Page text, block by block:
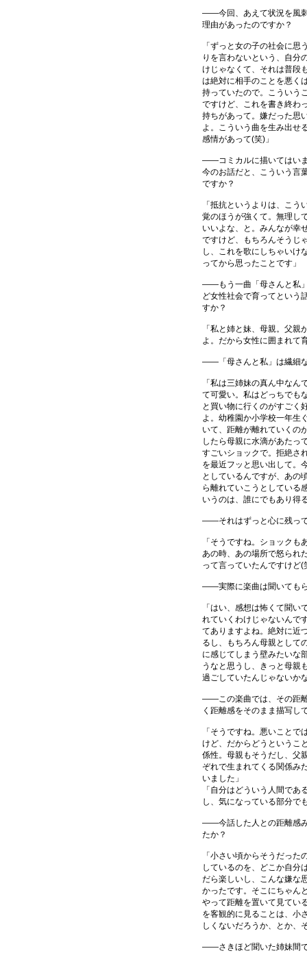
――今回、あえて状況を風
理由があったのですか？
「ずっと女の子の社会に
りを言わないという、自分
けじゃなくて、それは普段
は絶対に相手のことを悪く
持っていたので。こういう
ですけど、これを書き終わ
持ちがあって。嫌だった思
よ。こういう曲を生み出せ
感情があって(笑)」
――コミカルに描いてはい
今のお話だと、こういう言
ですか？
「抵抗というよりは、こ
覚のほうが強くて。無理し
いいよな、と。みんなが幸
ですけど、もちろんそうじ
し、これを歌にしちゃいけ
ってから思ったことです」
――もう一曲「母さんと私
ど女性社会で育ってという
すか？
「私と姉と妹、母親。父
よ。だから女性に囲まれて
――「母さんと私」は繊細
「私は三姉妹の真ん中な
て可愛い。私はどっちでも
と買い物に行くのがすごく
よ。幼稚園か小学校一年生
いて、距離が離れていくの
したら母親に水滴があたっ
すごいショックで。拒絶さ
を最近フッと思い出して。
としているんですが、あの
ら離れていこうとしている
いうのは、誰にでもあり得
――それはずっと心に残っ
「そうですね。ショック
あの時、あの場所で怒られ
って言っていたんですけど(
――実際に楽曲は聞いても
「はい、感想は怖くて聞
れていくわけじゃないんで
てありますよね。絶対に近
るし、もちろん母親として
に感じてしまう壁みたいな
うなと思うし、きっと母親
過ごしていたんじゃないか
――この楽曲では、その距
く距離感をそのまま描写し
「そうですね。悪いこと
けど、だからどうというこ
係性。母親もそうだし、父
ぞれで生まれてくる関係み
いました」
「自分はどういう人間で
し、気になっている部分で
――今話した人との距離感
たか？
「小さい頃からそうだっ
しているのを、どこか自分
だら楽しいし、こんな嫌な
かったです。そこにちゃん
やって距離を置いて見てい
を客観的に見ることは、小
しくないだろうか、とか、
――さきほど聞いた姉妹間